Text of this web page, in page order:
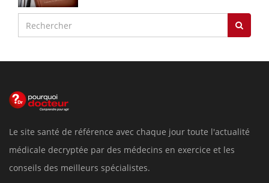
Le site santé de référence avec chaque jour toute l'actualité
médicale decryptée par des médecins en exercice et les
conseils des meilleurs spécialistes.